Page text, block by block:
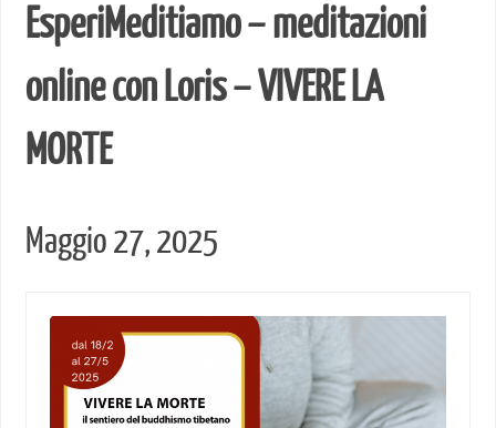
EsperiMeditiamo – meditazioni
online con Loris – VIVERE LA
MORTE
Maggio 27, 2025